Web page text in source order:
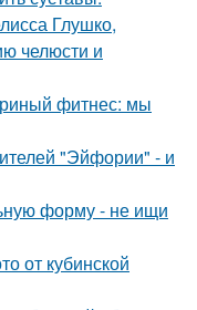
Глушко,
челюсти и
фитнес: мы
"Эйфории" - и
форму - не ищи
от кубинской